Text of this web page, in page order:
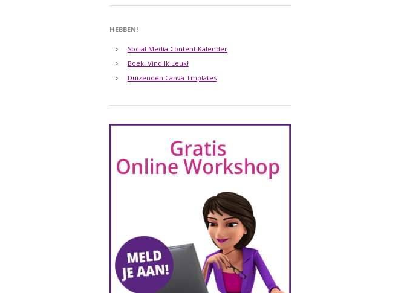
HEBBEN!
Social Media Content Kalender
Boek: Vind Ik Leuk!
Duizenden Canva Tmplates